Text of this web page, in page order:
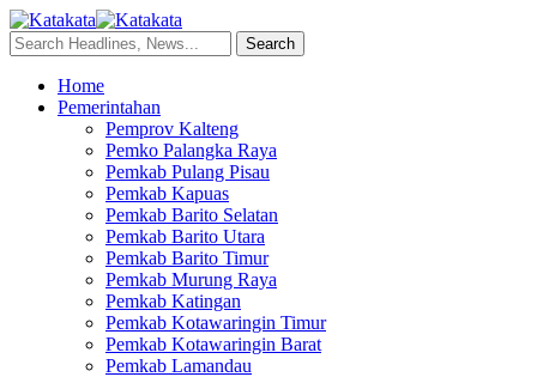
Home
Pemerintahan
Pemprov Kalteng
Pemko Palangka Raya
Pemkab Pulang Pisau
Pemkab Kapuas
Pemkab Barito Selatan
Pemkab Barito Utara
Pemkab Barito Timur
Pemkab Murung Raya
Pemkab Katingan
Pemkab Kotawaringin Timur
Pemkab Kotawaringin Barat
Pemkab Lamandau